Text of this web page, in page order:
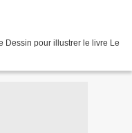
Dessin pour illustrer le livre Le